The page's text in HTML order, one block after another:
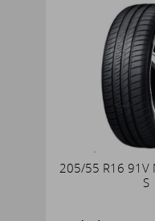
205/55 R16 91V
S